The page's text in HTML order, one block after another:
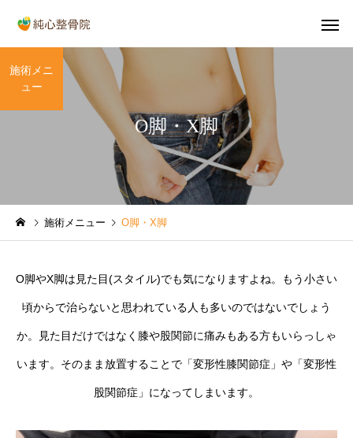
首の痛み
産後の骨盤 O脚・X
「巻き肩」による肩こりや
とは
【2026年】GW中、交
ご注意ください
O脚・X脚
施術メニ
ュー
施術メニュー O脚・X脚
O脚やX脚は見た目(スタイル)でも気になりますよね。もう小さい
頃からで治らないと思われている人も多いのではないでしょう
か。見た目だけではなく膝や股関節に痛みもある方もいらっしゃ
います。そのまま放置することで「変形性膝関節症」や「変形性
股関節症」になってしまいます。